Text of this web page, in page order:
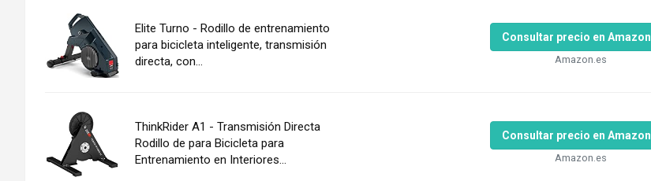
Elite Turno - Rodillo de entrenamiento
para bicicleta inteligente, transmisión
directa, con...
Consultar precio en Amazon
Amazon.es
ThinkRider A1 - Transmisión Directa
Rodillo de para Bicicleta para
Entrenamiento en Interiores...
Consultar precio en Amazon
Amazon.es